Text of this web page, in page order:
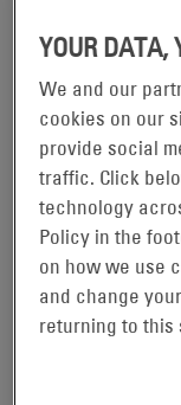
YOUR DATA,
We and our
cookies on our
provide social
traffic. Click
technology
Policy in the
on how we use
and change
returning to this